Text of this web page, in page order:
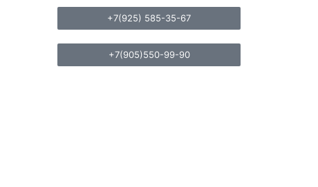
+7(925) 585-35-67
+7(905)550-99-90